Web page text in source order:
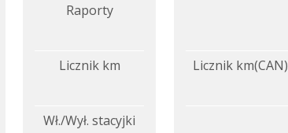
Raporty
Licznik km
Wł./Wył. stacyjki
Licznik km(CAN)